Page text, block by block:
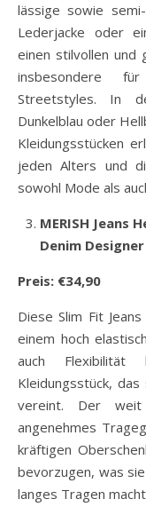
lässige sowie
Lederjacke oder
einen stilvollen und
insbesondere
Streetstyles. In
Dunkelblau oder
Kleidungsstücken
jeden Alters und
sowohl Mode als
MERISH Jeans
Denim
Preis: €34,90
Diese Slim Fit
einem hoch
auch
Kleidungsstück,
vereint. Der
angenehmes
kräftigen
bevorzugen, was
langes Tragen